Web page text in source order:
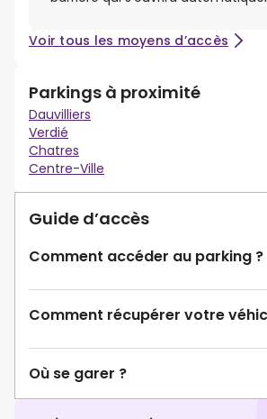
Voir tous les moyens d’accès
Parkings à proximité
Dauvilliers
Verdié
Chatres
Centre-Ville
Guide d’accès
Comment accéder au parking ?
Comment récupérer votre
Où se garer ?